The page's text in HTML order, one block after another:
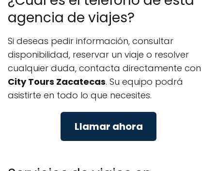
agencia de viajes?
Si deseas pedir información, consultar
disponibilidad, reservar un viaje o resolver
cualquier duda, contacta directamente con
City Tours Zacatecas. Su equipo podrá
asistirte en todo lo que necesites.
Llamar ahora